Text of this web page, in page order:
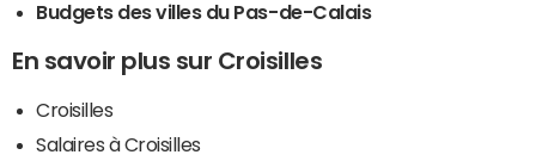
Budgets des villes du Pas-de-Calais
En savoir plus sur Croisilles
Croisilles
Salaires à Croisilles